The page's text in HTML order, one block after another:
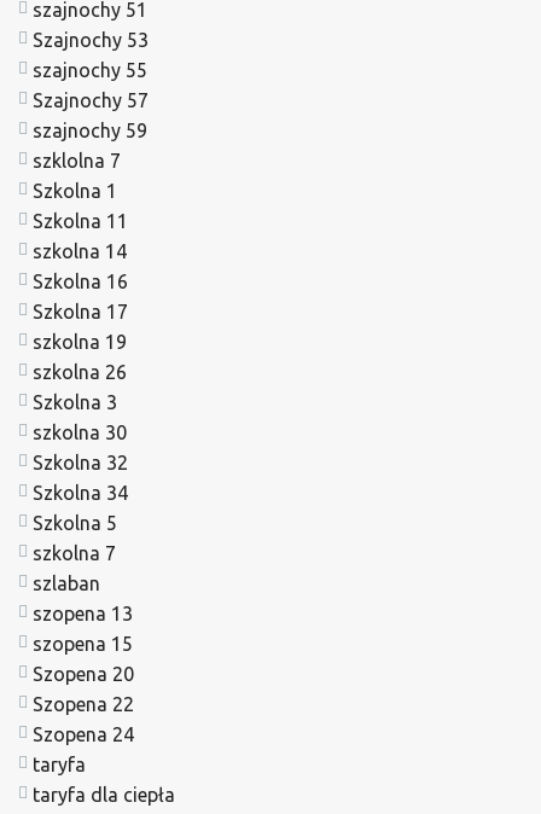
szajnochy 51
Szajnochy 53
szajnochy 55
Szajnochy 57
szajnochy 59
szklolna 7
Szkolna 1
Szkolna 11
szkolna 14
Szkolna 16
Szkolna 17
szkolna 19
szkolna 26
Szkolna 3
szkolna 30
Szkolna 32
Szkolna 34
Szkolna 5
szkolna 7
szlaban
szopena 13
szopena 15
Szopena 20
Szopena 22
Szopena 24
taryfa
taryfa dla ciepła